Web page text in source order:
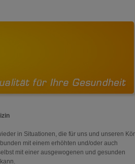
in Situationen, die für uns und unseren
mit einem erhöhten und/oder auch
mit einer ausgewogenen und gesunden